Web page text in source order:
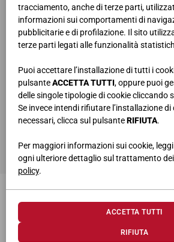
tracciamento, anche di terze parti,
informazioni sui comportamenti di
pubblicitarie e di profilazione. Il sito
terze parti legati alle funzionalità
Puoi accettare l’installazione di tutti i
pulsanteACCETTA TUTTI, oppure puoi
delle singole tipologie di cookie cliccando
Se invece intendi rifiutare l’installazione di
necessari, clicca sul pulsanteRIFIUTA.
Per maggiori informazioni sui cookie,
ogni ulteriore dettaglio sul trattamento
policy.
RIFIUTA
ACCETTA TUTTI
LETTO IN LEGNO LODGE
Laccato Fenix Seta, Piedi trasparenti Fumè
L.175 • H.99 • P.220 cm
L.139